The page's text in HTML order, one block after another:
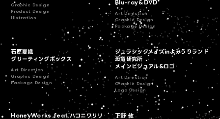
Graphic Design
Product Design
Illstration
Blu-ray＆DVD
Art Direction
Graphic Design
Package Design
石原夏織
グリーティングボックス
Art Direction
Graphic Design
Package Design
ジュラシックメイズ​inよみうりランド
恐竜研究所
メインビジュアル&ロゴ
Art Direction
Graphic Design
Logo Design
HoneyWorks feat.ハコニワリリ
下野 紘